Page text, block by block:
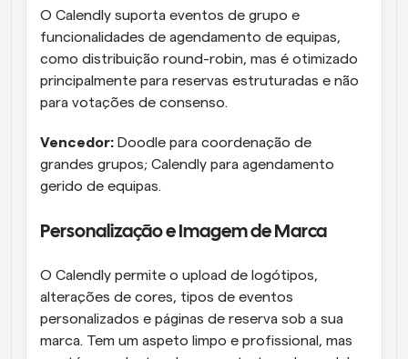
O Calendly suporta eventos de grupo e
funcionalidades de agendamento de equipas,
como distribuição round-robin, mas é otimizado
principalmente para reservas estruturadas e não
para votações de consenso.
Vencedor: Doodle para coordenação de
grandes grupos; Calendly para agendamento
gerido de equipas.
Personalização e Imagem de Marca
O Calendly permite o upload de logótipos,
alterações de cores, tipos de eventos
personalizados e páginas de reserva sob a sua
marca. Tem um aspeto limpo e profissional, mas